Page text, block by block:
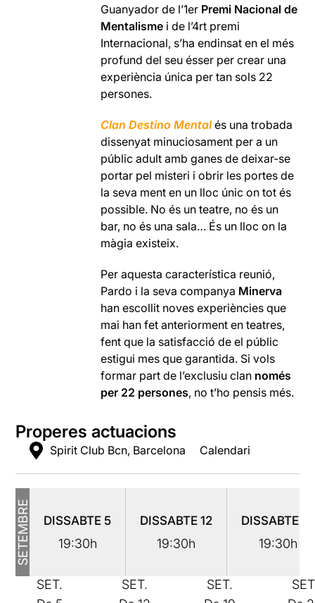
Guanyador de l’1er Premi Nacional de
Mentalisme i de l’4rt premi
Internacional, s’ha endinsat en el més
profund del seu ésser per crear una
experiència única per tan sols 22
persones.
Clan Destino Mentalés una trobada
dissenyat minuciosament per a un
públic adult amb ganes de deixar-se
portar pel misteri i obrir les portes de
la seva ment en un lloc únic on tot és
possible. No és un teatre, no és un
bar, no és una sala… És un lloc on la
màgia existeix.
Per aquesta característica reunió,
Pardo i la seva companya Minerva
han escollit noves experiències que
mai han fet anteriorment en teatres,
fent que la satisfacció de el públic
estigui mes que garantida. Si vols
formar part de l’exclusiu clan només
per 22 persones, no t’ho pensis més.
Properes actuacions
Spirit Club Bcn, Barcelona Calendari
SETEMBRE DISSABTE 5
19:30h
DISSABTE12
19:30h
DISSABTE
19:30h
SET.
SET.
SET.